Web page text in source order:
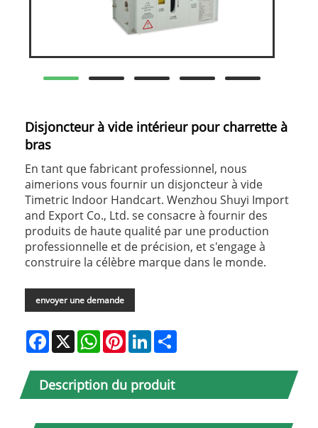
Disjoncteur à vide intérieur pour charrette à
bras
En tant que fabricant professionnel, nous
aimerions vous fournir un disjoncteur à vide
Timetric Indoor Handcart. Wenzhou Shuyi Import
and Export Co., Ltd. se consacre à fournir des
produits de haute qualité par une production
professionnelle et de précision, et s'engage à
construire la célèbre marque dans le monde.
envoyer une demande
Facebook
X WhatsAppPinterestLinkedIn
Description du produit